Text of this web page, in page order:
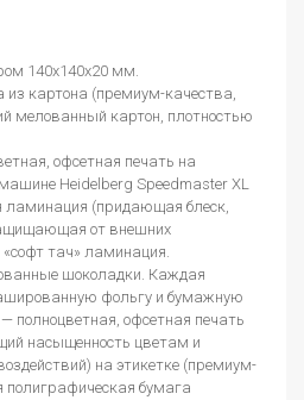
140х140х20 мм.
из картона (премиум-качества,
мелованный картон, плотностью
офсетная печать на
Heidelberg Speedmaster XL
ламинация (придающая блеск,
от внешних
тач» ламинация.
шоколадки. Каждая
фольгу и бумажную
полноцветная, офсетная печать
насыщенность цветам и
на этикетке (премиум-
полиграфическая бумага